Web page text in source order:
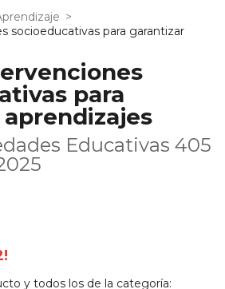
>
socioeducativas para garantizar
para
Educativas 405
y todos los de la categoría: